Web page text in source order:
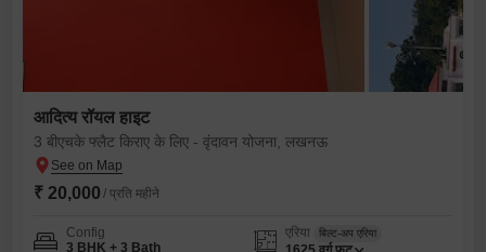
आदित्य रॉयल हाइट
3 बीएचके फ्लैट किराए के लिए - वृंदावन योजना, लखनऊ
₹ 20,000 / प्रति महीने
Config
3 BHK + 3 Bath
एरिया बिल्ट-अप एरिया